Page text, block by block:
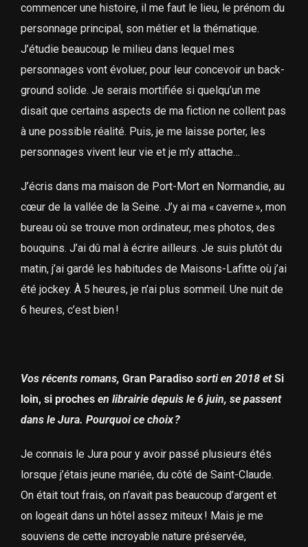
commencer une histoire, il me faut le lieu, le prénom du
personnage principal, son métier et la thématique.
J’étudie beaucoup le milieu dans lequel mes
personnages vont évoluer, pour leur concevoir un back-
ground solide. Je serais mortifiée si quelqu’un me
disait que certains aspects de ma fiction ne collent pas
à une possible réalité. Puis, je me laisse porter, les
personnages vivent leur vie et je m’y attache…
J’écris dans ma maison de Port-Mort en Normandie, au
cœur de la vallée de la Seine. J’y ai ma « caverne », mon
bureau où se trouve mon ordinateur, mes photos, des
bouquins. J’ai dû mal à écrire ailleurs. Je suis plutôt du
matin, j’ai gardé les habitudes de Maisons-Lafitte où j’ai
été jockey. À 5 heures, je n’ai plus sommeil. Une nuit de
6 heures, c’est bien !
Vos récents romans, Gran Paradisosorti en 2018 etSi
loin, si prochesen librairie depuis le 6 juin, se passent
dans le Jura. Pourquoi ce choix ?
Je connais le Jura pour y avoir passé plusieurs étés
lorsque j’étais jeune mariée, du côté de Saint-Claude.
On était tout frais, on n’avait pas beaucoup d’argent et
on logeait dans un hôtel assez miteux ! Mais je me
souviens de cette incroyable nature préservée,